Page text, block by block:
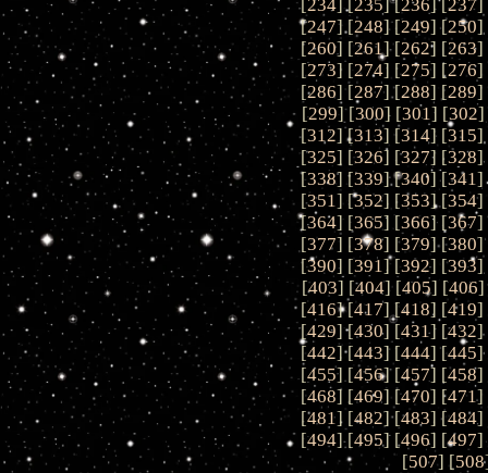
[234] [235] [236] [237]
[247] [248] [249] [250]
[260] [261] [262] [263]
[273] [274] [275] [276]
[286] [287] [288] [289]
[299] [300] [301] [302]
[312] [313] [314] [315]
[325] [326] [327] [328]
[338] [339] [340] [341]
[351] [352] [353] [354]
[364] [365] [366] [367]
[377] [378] [379] [380]
[390] [391] [392] [393]
[403] [404] [405] [406]
[416] [417] [418] [419]
[429] [430] [431] [432]
[442] [443] [444] [445]
[455] [456] [457] [458]
[468] [469] [470] [471]
[481] [482] [483] [484]
[494] [495] [496] [497]
[507] [508